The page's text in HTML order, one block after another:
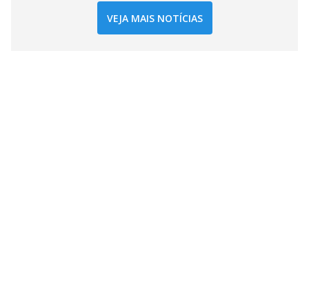
VEJA MAIS NOTÍCIAS